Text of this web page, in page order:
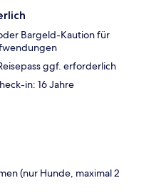
Bargeld-Kaution für
ggf. erforderlich
in: 16 Jahre
(nur Hunde, maximal 2